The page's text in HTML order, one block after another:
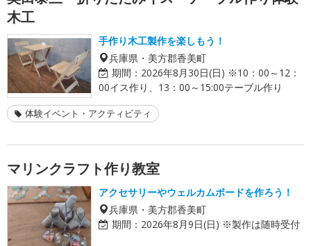
木工
手作り木工製作を楽しもう！
兵庫県・美方郡香美町
期間： 2026年8月30日(日) ※10：00～12：
00イス作り、13：00～15:00テーブル作り
体験イベント・アクティビティ
マリンクラフト作り教室
アクセサリーやウェルカムボードを作ろう！
兵庫県・美方郡香美町
期間： 2026年8月9日(日) ※製作は随時受付